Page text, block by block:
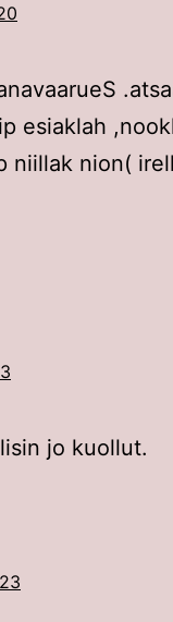
esiaklah
niillak nion(
jo kuollut.